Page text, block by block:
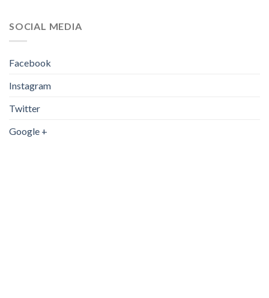
SOCIAL MEDIA
Facebook
Instagram
Twitter
Google +